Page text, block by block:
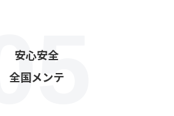
安心安全
全国メンテ